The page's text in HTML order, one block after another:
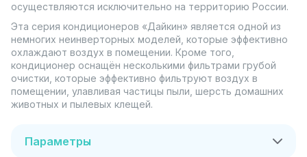
осуществляются исключительно на территорию России.
Эта серия кондиционеров «Дайкин» является одной из
немногих неинверторных моделей, которые эффективно
охлаждают воздух в помещении. Кроме того,
кондиционер оснащён несколькими фильтрами грубой
очистки, которые эффективно фильтруют воздух в
помещении, улавливая частицы пыли, шерсть домашних
животных и пылевых клещей.
Параметры